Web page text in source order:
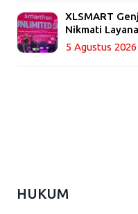
XLSMART
Nikmati
5 Agustus 2026
HUKUM